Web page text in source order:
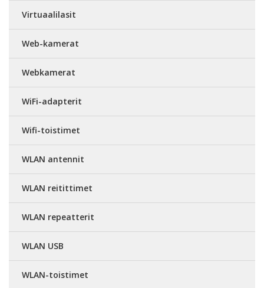
Virtuaalilasit
Web-kamerat
Webkamerat
WiFi-adapterit
Wifi-toistimet
WLAN antennit
WLAN reitittimet
WLAN repeatterit
WLAN USB
WLAN-toistimet